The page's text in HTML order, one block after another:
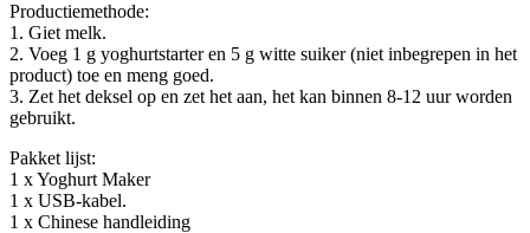
Productiemethode:
1. Giet melk.
2. Voeg 1 g yoghurtstarter en 5 g witte suiker (niet inbegrepen in het
product) toe en meng goed.
3. Zet het deksel op en zet het aan, het kan binnen 8-12 uur worden
gebruikt.
Pakket lijst:
1 x Yoghurt Maker
1 x USB-kabel.
1 x Chinese handleiding